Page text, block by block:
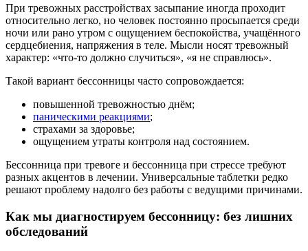
При тревожных расстройствах засыпание иногда проходит
относительно легко, но человек постоянно просыпается среди
ночи или рано утром с ощущением беспокойства, учащённого
сердцебиения, напряжения в теле. Мысли носят тревожный
характер: «что-то должно случиться», «я не справлюсь».
Такой вариант бессонницы часто сопровождается:
повышенной тревожностью днём;
паническими реакциями;
страхами за здоровье;
ощущением утраты контроля над состоянием.
Бессонница при тревоге и бессонница при стрессе требуют
разных акцентов в лечении. Универсальные таблетки редко
решают проблему надолго без работы с ведущими причинами.
Как мы диагностируем бессонницу: без лишних
обследований